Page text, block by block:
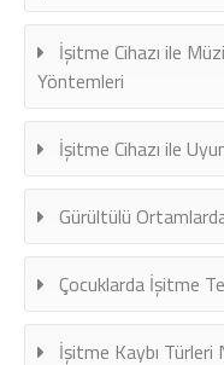
İşitme Cihazı ile
Yöntemleri
İşitme Cihazı ile
Gürültülü
Çocuklarda İşitme
İşitme Kaybı